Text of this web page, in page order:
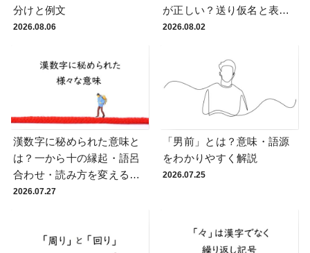
分けと例文
2026.08.06
が正しい？送り仮名と表記
統一の実務ルール
2026.08.02
漢数字に秘められた意味と
は？一から十の縁起・語呂
合わせ・読み方を変える理
由
2026.07.27
「男前」とは？意味・語源
をわかりやすく解説
2026.07.25